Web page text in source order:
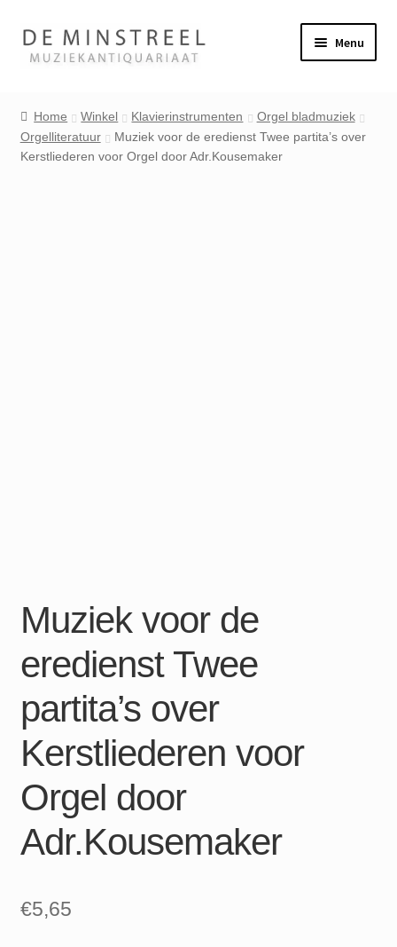
Ga
door
Ga
naar
Menu
Contact
Home Winkel Klavierinstrumenten
Orgel bladmuziek
Orgelliteratuur
Muziek voor de eredienst Twee partita’s over
Kerstliederen voor Orgel door Adr.Kousemaker
Muziek voor de
eredienst Twee
partita’s over
Kerstliederen voor
Orgel door
Adr.Kousemaker
€5,65